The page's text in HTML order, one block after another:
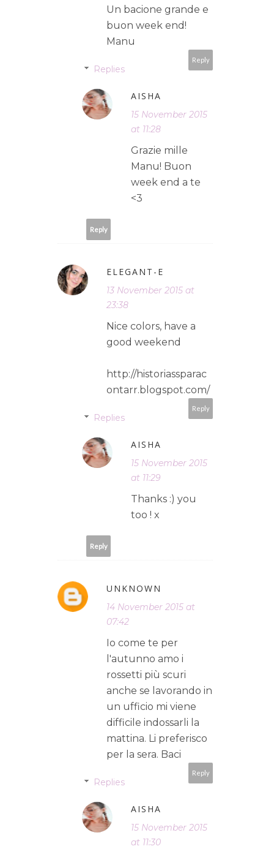
Un bacione grande e
buon week end!
Manu
Reply
Replies
AISHA
15 November 2015
at 11:28
Grazie mille
Manu! Buon
week end a te
<3
Reply
ELEGANT-E
13 November 2015 at
23:38
Nice colors, have a
good weekend
http://historiassparac
ontarr.blogspot.com/
Reply
Replies
AISHA
15 November 2015
at 11:29
Thanks :) you
too ! x
Reply
UNKNOWN
14 November 2015 at
07:42
Io come te per
l'autunno amo i
rossetti più scuri
anche se lavorando in
un ufficio mi viene
difficile indossarli la
mattina. Li preferisco
per la sera. Baci
Reply
Replies
AISHA
15 November 2015
at 11:30